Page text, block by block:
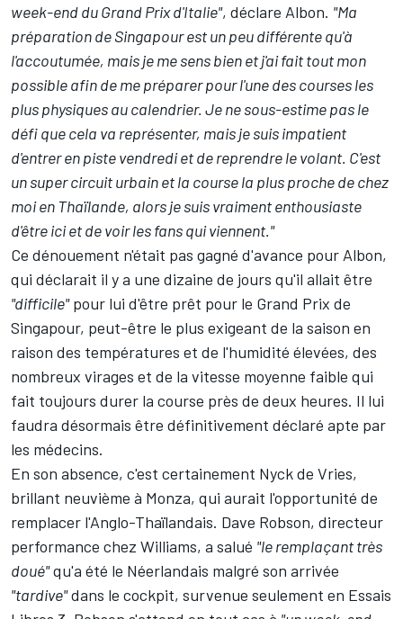
week-end du Grand Prix d'Italie", déclare Albon. "Ma
préparation de Singapour est un peu différente qu'à
l'accoutumée, mais je me sens bien et j'ai fait tout mon
possible afin de me préparer pour l'une des courses les
plus physiques au calendrier. Je ne sous-estime pas le
défi que cela va représenter, mais je suis impatient
d'entrer en piste vendredi et de reprendre le volant. C'est
un super circuit urbain et la course la plus proche de chez
moi en Thaïlande, alors je suis vraiment enthousiaste
d'être ici et de voir les fans qui viennent."
Ce dénouement n'était pas gagné d'avance pour Albon,
qui déclarait il y a une dizaine de jours qu'il allait être
"difficile"pour lui d'être prêt pour le Grand Prix de
Singapour, peut-être le plus exigeant de la saison en
raison des températures et de l'humidité élevées, des
nombreux virages et de la vitesse moyenne faible qui
fait toujours durer la course près de deux heures. Il lui
faudra désormais être définitivement déclaré apte par
les médecins.
En son absence, c'est certainement Nyck de Vries,
brillant neuvième à Monza, qui aurait l'opportunité de
remplacer l'Anglo-Thaïlandais. Dave Robson, directeur
performance chez Williams, a salué "le remplaçant très
doué"qu'a été le Néerlandais malgré son arrivée
"tardive"dans le cockpit, survenue seulement en Essais